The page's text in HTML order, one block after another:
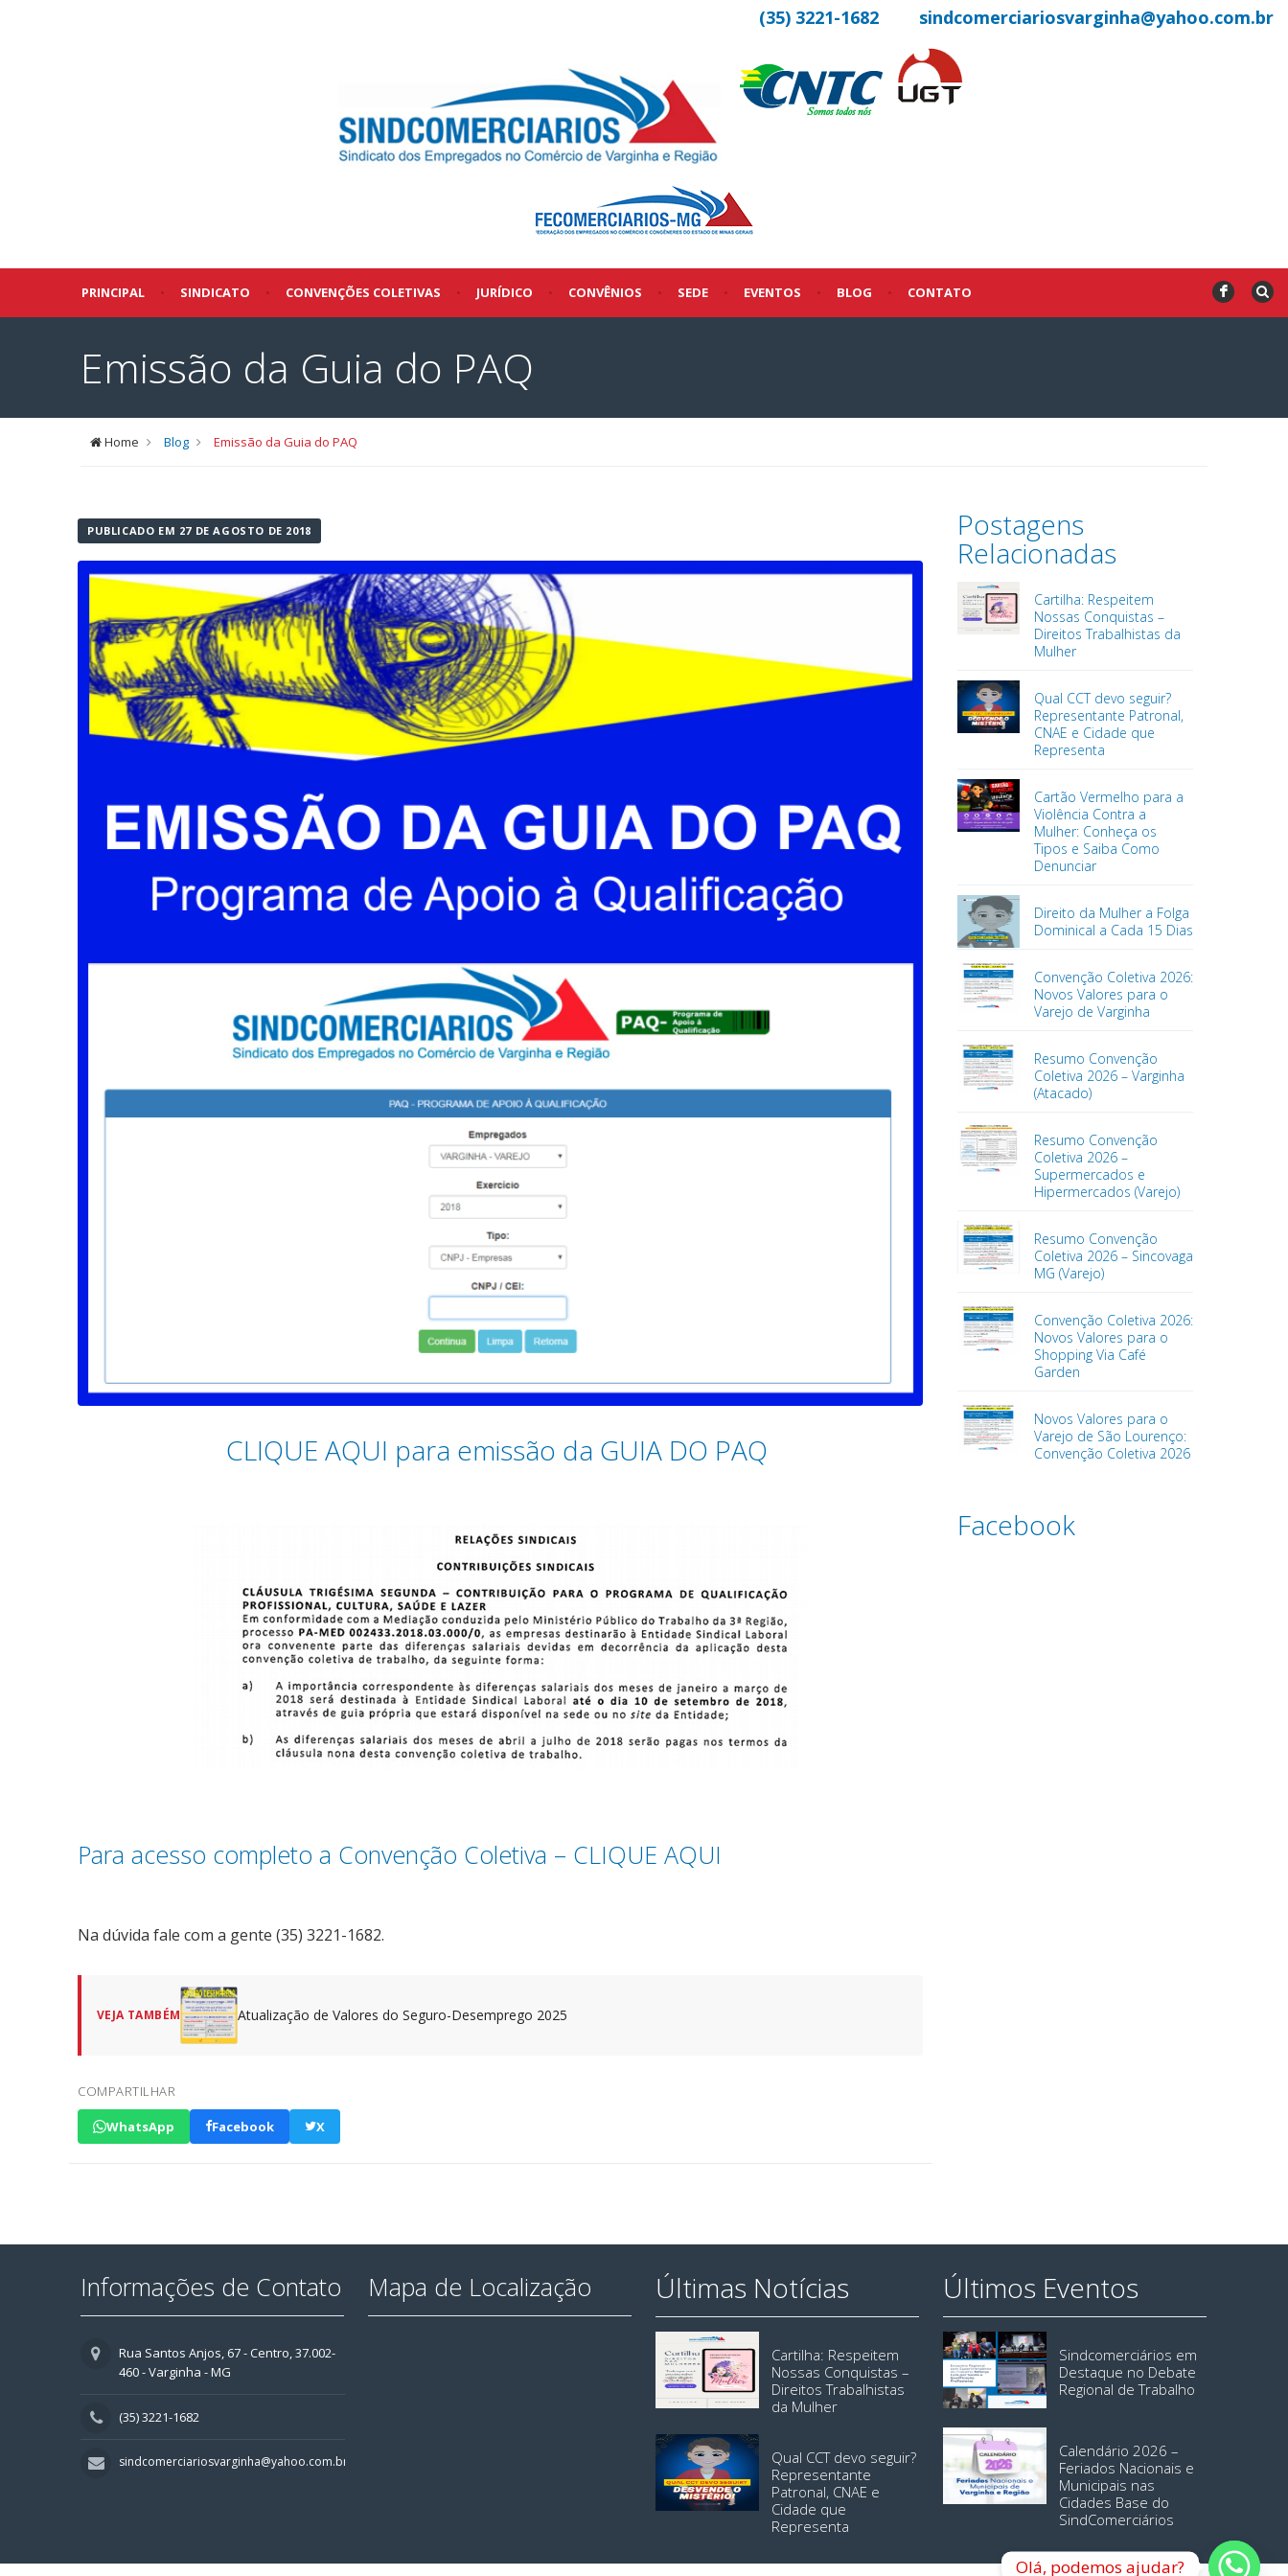
(35) 3221-1682 sindcomerciariosvarginha@yahoo.com.br
PRINCIPAL • SINDICATO • CONVENÇÕES COLETIVAS • JURÍDICO • CONVÊNIOS • SEDE • EVENTOS • BLOG • CONTATO F
Emissão da Guia do PAQ
Home Blog Emissão da Guia do PAQ
PUBLICADO EM 27 DE AGOSTO DE 2018
CLIQUE AQUI para emissão da GUIA DO PAQ
Para acesso completo a Convenção Coletiva – CLIQUE AQUI
Na dúvida fale com a gente (35) 3221-1682.
VEJA TAMBÉM Atualização de Valores do Seguro-Desemprego 2025
COMPARTILHAR
WhatsApp Facebook X
Postagens
Relacionadas
Cartilha: Respeitem
Nossas Conquistas –
Direitos Trabalhistas da
Mulher
Qual CCT devo seguir?
Representante Patronal,
CNAE e Cidade que
Representa
Cartão Vermelho para a
Violência Contra a
Mulher: Conheça os
Tipos e Saiba Como
Denunciar
Direito da Mulher a Folga
Dominical a Cada 15 Dias
Convenção Coletiva 2026:
Novos Valores para o
Varejo de Varginha
Resumo Convenção
Coletiva 2026 – Varginha
(Atacado)
Resumo Convenção
Coletiva 2026 –
Supermercados e
Hipermercados (Varejo)
Resumo Convenção
Coletiva 2026 – Sincovaga
MG (Varejo)
Convenção Coletiva 2026:
Novos Valores para o
Shopping Via Café
Garden
Novos Valores para o
Varejo de São Lourenço:
Convenção Coletiva 2026
Facebook
Informações de Contato
Rua Santos Anjos, 67 - Centro, 37.002-
460 - Varginha - MG
(35) 3221-1682
sindcomerciariosvarginha@yahoo.com.br
Mapa de Localização Últimas Notícias
Cartilha: Respeitem
Nossas Conquistas –
Direitos Trabalhistas
da Mulher
Qual CCT devo seguir?
Representante
Patronal, CNAE e
Cidade que
Representa
Últimos Eventos
Sindcomerciários em
Destaque no Debate
Regional de Trabalho
Calendário 2026 –
Feriados Nacionais e
Municipais nas
Cidades Base do
SindComerciários
Olá, podemos ajudar?